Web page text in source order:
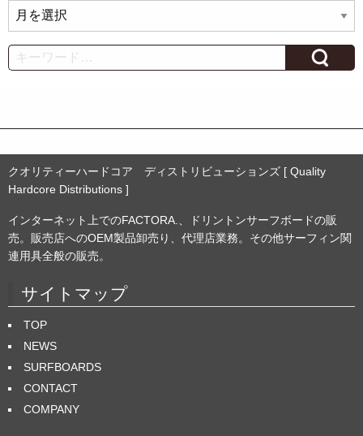
ー
カ
イ
Search
クオリティーハードコア ディストリビューションズ [ Quality
Hardcore Distributions ]
インターネット上でのFACTORA.、ドリントンサーフボードの販
売。販売店へのOEM製品卸売り、代理店業務。その他サーフィン関
連用具全般の販売。
サイトマップ
TOP
NEWS
SURFBOARDS
CONTACT
COMPANY